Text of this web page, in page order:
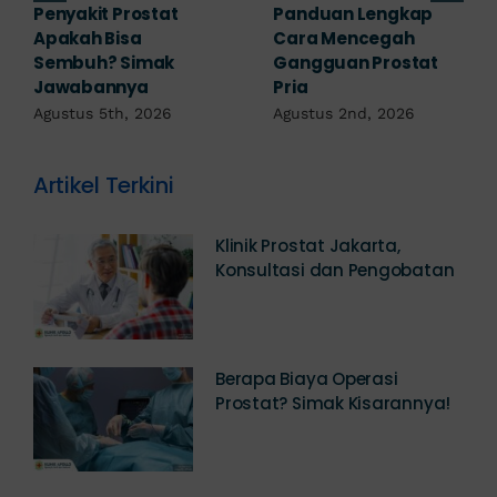
7 Komplikasi Prostat
yang Perlu
Diwaspadai Sejak Dini
Agustus 1st, 2026
Obat Penyakit
Prostat: Pilihan
Terapi Sesuai
Diagnosis
Juli 23rd, 2026
Artikel Terkini
Klinik Prostat Jakarta,
Konsultasi dan Pengobatan
Berapa Biaya Operasi
Prostat? Simak Kisarannya!